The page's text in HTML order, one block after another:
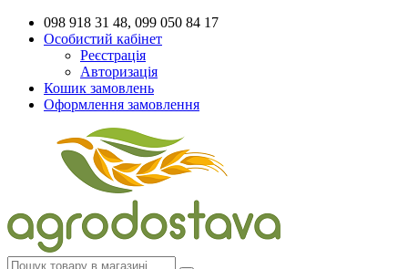
098 918 31 48, 099 050 84 17
Особистий кабінет
Реєстрація
Авторизація
Кошик замовлень
Оформлення замовлення